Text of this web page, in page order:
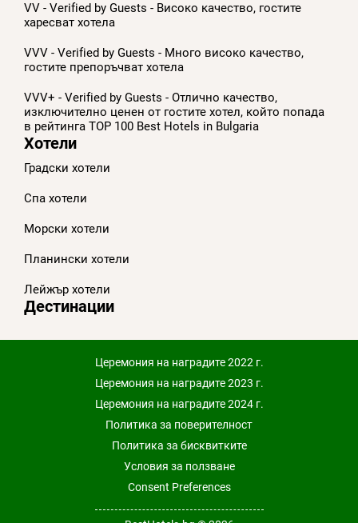
VV - Verified by Guests - Високо качество, гостите
харесват хотела
VVV - Verified by Guests - Много високо качество,
гостите препоръчват хотела
VVV+ - Verified by Guests - Отлично качество,
изключително ценен от гостите хотел, който попада
в рейтинга TOP 100 Best Hotels in Bulgaria
Хотели
Градски хотели
Спа хотели
Морски хотели
Планински хотели
Лейжър хотели
Дестинации
Церемония на наградите 2022 г.
Церемония на наградите 2023 г.
Церемония на наградите 2024 г.
Политика за поверителност
Политика за бисквитките
Условия за ползване
Consent Preferences